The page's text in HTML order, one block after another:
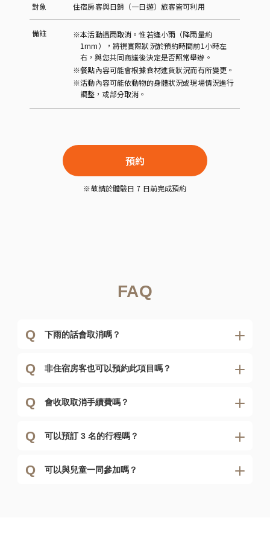
對象 住宿房客與日歸（一日遊）旅客皆可利用
備註
※本活動遇雨取消。惟若逢小雨（降雨量約
1mm），將視實際狀況於預約時間前1小時左
右，與您共同商議後決定是否照常舉辦。
※餐點內容可能會根據食材進貨狀況而有所變更。
※活動內容可能依動物的身體狀況或現場情況進行
調整，或部分取消。
預約
※敬請於體驗日 7 日前完成預約
FAQ
Q 下雨的話會取消嗎？
Q 非住宿房客也可以預約此項目嗎？
Q 會收取取消手續費嗎？
Q 可以預訂 3 名的行程嗎？
Q 可以與兒童一同參加嗎？